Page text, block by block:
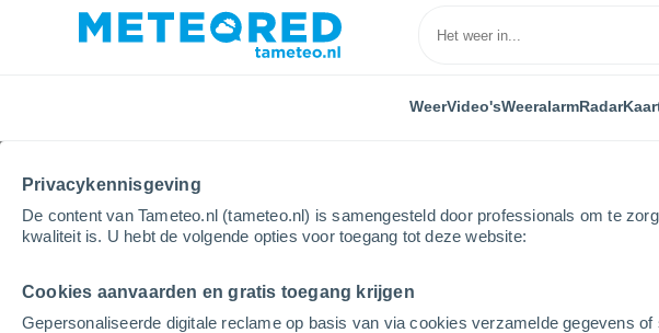
Privacykennisgeving
De content van Tameteo.nl (tameteo.nl) is samengesteld door professionals om te
kwaliteit is. U hebt de volgende opties voor toegang tot deze website:
Cookies aanvaarden en gratis toegang krijgen
Gepersonaliseerde digitale reclame op basis van via cookies verzamelde gegevens
WeerVideo'sWeeralarmRadar
Home Kazachstan Atıraw Zelenoe